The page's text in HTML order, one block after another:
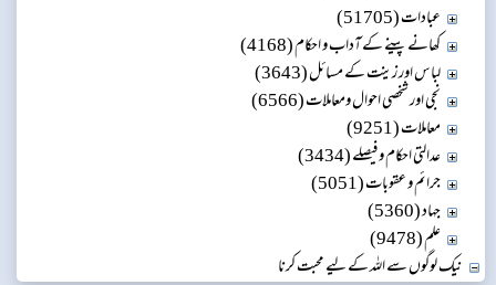
عبادات (51705)
کھانے پینے کے آداب و احکام (4168)
لباس اور زینت کے مسائل (3643)
نجی اور شخصی احوال ومعاملات (6566)
معاملات (9251)
عدالتی احکام و فیصلے (3434)
جرائم و عقوبات (5051)
جہاد (5360)
علم (9478)
نیک لوگوں سے اللہ کے لیے محبت کرنا